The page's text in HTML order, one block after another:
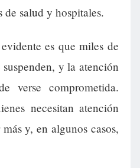
de salud y hospitales.
es que miles de
y la atención
verse comprometida.
necesitan atención
y, en algunos casos,